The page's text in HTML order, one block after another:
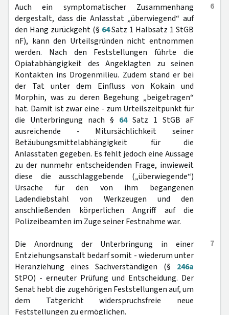
6
Auch ein symptomatischer Zusammenhang
dergestalt, dass die Anlasstat „überwiegend“ auf
den Hang zurückgeht (§ 64Satz 1 Halbsatz 1 StGB
nF), kann den Urteilsgründen nicht entnommen
werden. Nach den Feststellungen führte die
Opiatabhängigkeit des Angeklagten zu seinen
Kontakten ins Drogenmilieu. Zudem stand er bei
der Tat unter dem Einfluss von Kokain und
Morphin, was zu deren Begehung „beigetragen“
hat. Damit ist zwar eine - zum Urteilszeitpunkt für
die Unterbringung nach § 64Satz 1 StGB aF
ausreichende - Mitursächlichkeit seiner
Betäubungsmittelabhängigkeit für die
Anlasstaten gegeben. Es fehlt jedoch eine Aussage
zu der nunmehr entscheidenden Frage, inwieweit
diese die ausschlaggebende („überwiegende“)
Ursache für den von ihm begangenen
Ladendiebstahl von Werkzeugen und den
anschließenden körperlichen Angriff auf die
Polizeibeamten im Zuge seiner Festnahme war.
7
Die Anordnung der Unterbringung in einer
Entziehungsanstalt bedarf somit - wiederum unter
Heranziehung eines Sachverständigen (§ 246a
StPO) - erneuter Prüfung und Entscheidung. Der
Senat hebt die zugehörigen Feststellungen auf, um
dem Tatgericht widerspruchsfreie neue
Feststellungen zu ermöglichen.